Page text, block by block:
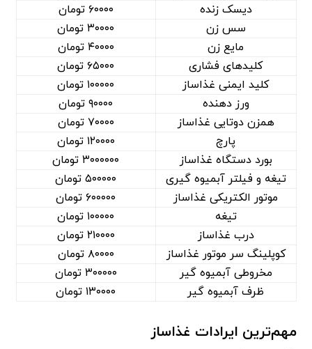
دیسک زنده
۶۰۰۰۰ تومان
سس زن
۳۰۰۰۰ تومان
مایع زن
۴۰۰۰۰ تومان
کلید‌های فشاری
۶۵۰۰۰ تومان
کلید ایمنی غذاساز
۱۰۰۰۰۰ تومان
ورز دهنده
۹۰۰۰۰ تومان
همزن دوتایی غذاساز
۷۰۰۰۰ تومان
پارچ
۱۲۰۰۰۰ تومان
بورد دستگاه غذاساز
۳۰۰۰۰۰۰ تومان
تیغه و فیلتر آبمیوه گیری
۵۰۰۰۰۰ تومان
موتور الکتریکی غذاساز
۶۰۰۰۰۰ تومان
تیغه
۱۰۰۰۰۰ تومان
درب غذاساز
۲۱۰۰۰۰ تومان
کوپلینگ سر موتور غذاساز
۸۰۰۰۰ تومان
مخروطی آبمیوه گیر
۳۰۰۰۰۰ تومان
ظرف آبمیوه گیر
۱۳۰۰۰۰ تومان
مهم‌ترین ایرادات غذاساز